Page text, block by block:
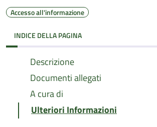
Accesso all'informazione
INDICE DELLA PAGINA
Descrizione
Documenti allegati
A cura di
Ulteriori Informazioni